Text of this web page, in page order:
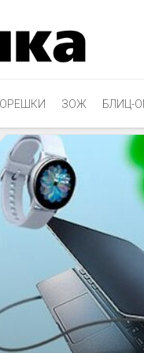
ОРЕШКИ ЗОЖ БЛИЦ-